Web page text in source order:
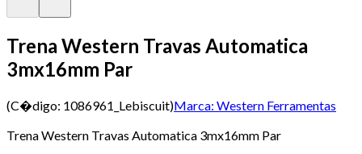
Trena Western Travas Automatica
3mx16mm Par
(C�digo: 1086961_Lebiscuit)Marca: Western Ferramentas
Trena Western Travas Automatica 3mx16mm Par